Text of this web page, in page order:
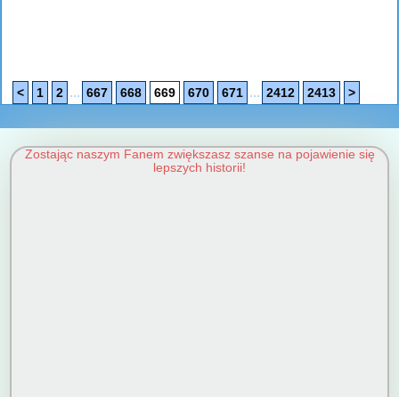
< 1 2 ... 667 668 669 670 671 ... 2412 2413 >
Zostając naszym Fanem zwiększasz szanse na pojawienie się
lepszych historii!